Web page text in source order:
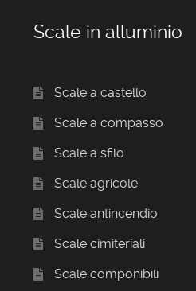
Scale in alluminio
Scale a castello
Scale a compasso
Scale a sfilo
Scale agricole
Scale antincendio
Scale cimiteriali
Scale componibili